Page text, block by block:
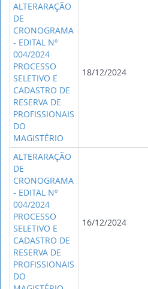
ALTERARAÇÃO
DE
CRONOGRAMA
- EDITAL Nº
004/2024
PROCESSO
SELETIVO E
CADASTRO DE
RESERVA DE
PROFISSIONAIS
DO
MAGISTÉRIO
18/12/2024
ALTERARAÇÃO
DE
CRONOGRAMA
- EDITAL Nº
004/2024
PROCESSO
SELETIVO E
CADASTRO DE
RESERVA DE
PROFISSIONAIS
DO
16/12/2024